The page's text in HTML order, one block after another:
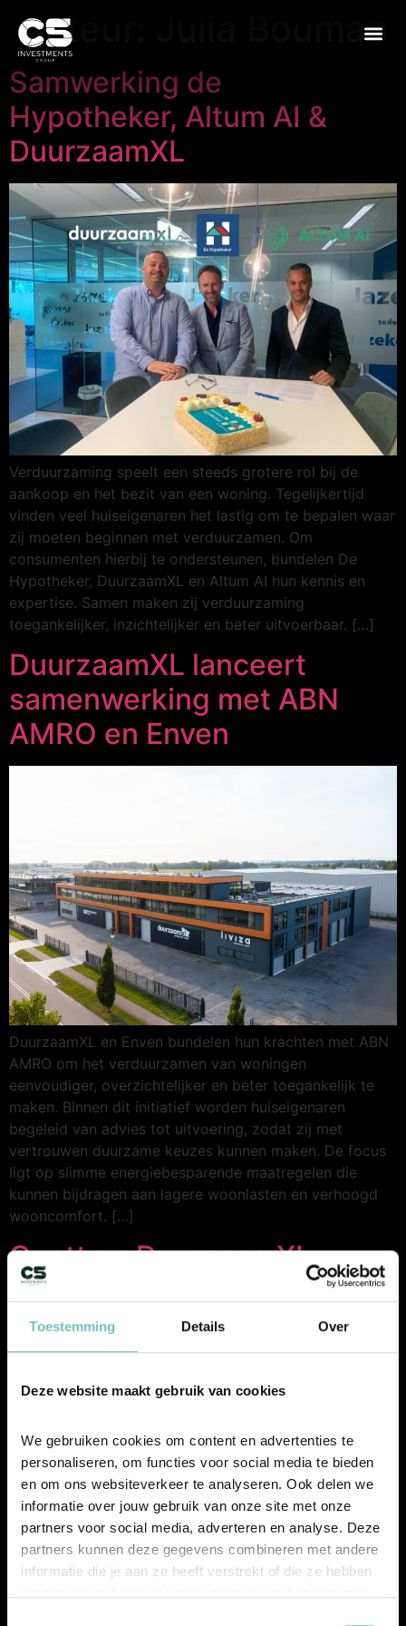
Toestemming Details Over
Deze website maakt gebruik van cookies
We gebruiken cookies om content en advertenties te
personaliseren, om functies voor social media te bieden
en om ons websiteverkeer te analyseren. Ook delen we
informatie over jouw gebruik van onze site met onze
partners voor social media, adverteren en analyse. Deze
partners kunnen deze gegevens combineren met andere
informatie die je aan ze heeft verstrekt of die ze hebben
Auteur: Julia Bouman
Samwerking de
Hypotheker, Altum AI &
DuurzaamXL
Verduurzaming speelt een steeds grotere rol bij de
aankoop en het bezit van een woning. Tegelijkertijd
vinden veel huiseigenaren het lastig om te bepalen waar
zij moeten beginnen met verduurzamen. Om
consumenten hierbij te ondersteunen, bundelen De
Hypotheker, DuurzaamXL en Altum AI hun kennis en
expertise. Samen maken zij verduurzaming
toegankelijker, inzichtelijker en beter uitvoerbaar. […]
DuurzaamXL lanceert
samenwerking met ABN
AMRO en Enven
DuurzaamXL en Enven bundelen hun krachten met ABN
AMRO om het verduurzamen van woningen
eenvoudiger, overzichtelijker en beter toegankelijk te
maken. Binnen dit initiatief worden huiseigenaren
begeleid van advies tot uitvoering, zodat zij met
vertrouwen duurzame keuzes kunnen maken. De focus
ligt op slimme energiebesparende maatregelen die
kunnen bijdragen aan lagere woonlasten en verhoogd
wooncomfort. […]
Quatt en DuurzaamXL
kondigen strategische
samenwerking aan
Oosterhout, 6 mei 2026 – Quatt en DuurzaamXL
partijen gaan samenwerken om de toepassing van
hybride warmtepompen in Nederland verder te
versnellen en verduurzaming voor huishoudens
eenvoudiger, slimmer en beter uitvoerbaar te maken.
Quatt heeft zich de afgelopen jaren ontwikkeld tot een
innovatieve speler in de markt voor […]
Samenwerking UBITE – C5